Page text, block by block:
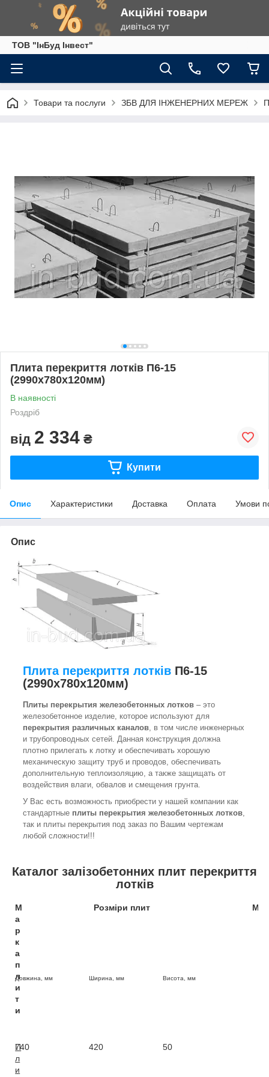
ТОВ "ІнБуд Інвест"
Товари та послуги ЗБВ ДЛЯ ІНЖЕНЕРНИХ МЕРЕЖ
Плита перекриття лотків П6-15
(2990х780х120мм)
В наявності
Роздріб
від 2 334 ₴
Купити
Опис Характеристики Доставка Оплата Умови
Опис
Плита перекриття лотків П6-15
(2990х780х120мм)
Плиты перекрытия железобетонных лотков – это
железобетонное изделие, которое используют для
перекрытия различных каналов , в том числе инженерных
и трубопроводных сетей. Данная конструкция должна
плотно прилегать к лотку и обеспечивать хорошую
механическую защиту труб и проводов, обеспечивать
дополнительную теплоизоляцию, а также защищать от
воздействия влаги, обвалов и смещения грунта.
У Вас есть возможность приобрести у нашей компании как
стандартные плиты перекрытия железобетонных лотков
так и плиты перекрытия под заказ по Вашим чертежам
любой сложности!!!
Каталог залізобетонних плит перекриття
лотків
М
а
р
к
а
п
л
и
т
и
Розміри плит
Довжина, мм Ширина, мм Висота, мм
П
л
и
740 420 50